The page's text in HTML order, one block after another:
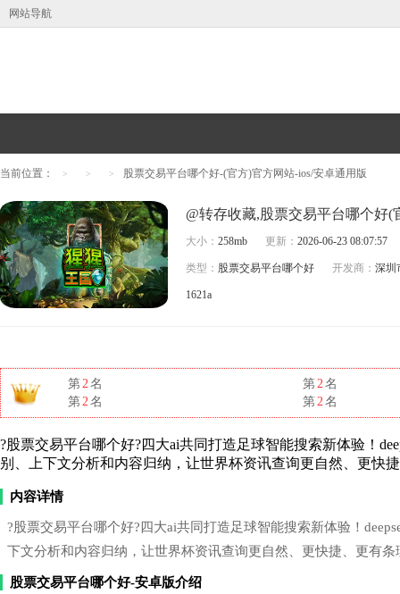
网站导航
当前位置： > > > 股票交易平台哪个好-(官方)官方网站-ios/安卓通用版
大小：258mb 更新：2026-06-23 08:07:57
类型： 股票交易平台哪个好 开发商：深圳
1621a
第2名 第2名
第2名 第2名
?股票交易平台哪个好?四大ai共同打造足球智能搜索新体验！
别、上下文分析和内容归纳，让世界杯资讯查询更自然、更快
内容详情
?股票交易平台哪个好?四大ai共同打造足球智能搜索新体验！
下文分析和内容归纳，让世界杯资讯查询更自然、更快捷、更有条
股票交易平台哪个好-安卓版介绍